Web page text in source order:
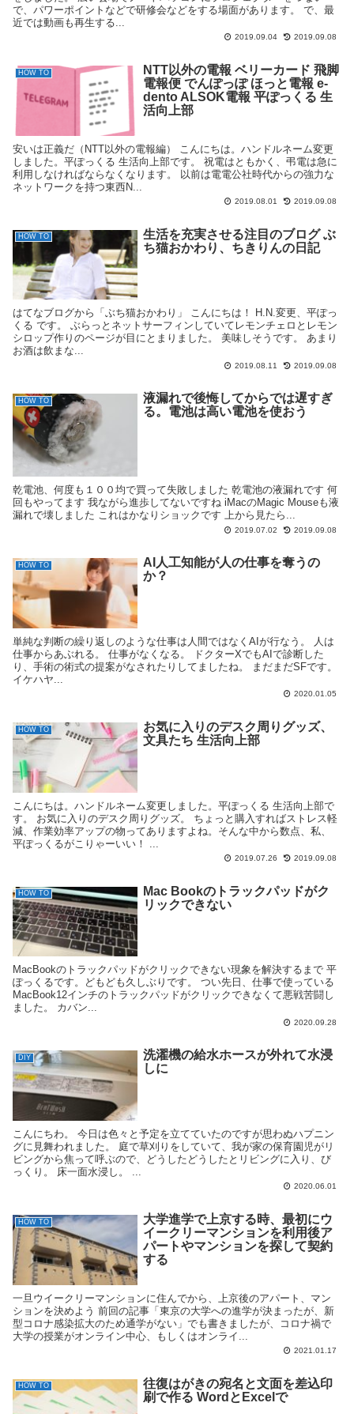
で、パワーポイントなどで研修会などをする場面があります。 で、最
近では動画も再生する...
2019.09.04 2019.09.08
HOW TO
NTT以外の電報 ベリーカード 飛脚
電報便 でんぽっぽ ほっと電報 e-
dento ALSOK電報 平ぽっくる 生
活向上部
安いは正義だ（NTT以外の電報編） こんにちは。ハンドルネーム変更
しました。平ぽっくる 生活向上部です。 祝電はともかく、弔電は急に
利用しなければならなくなります。 以前は電電公社時代からの強力な
ネットワークを持つ東西N...
2019.08.01 2019.09.08
HOW TO
生活を充実させる注目のブログ ぶ
ち猫おかわり、ちきりんの日記
はてなブログから「ぶち猫おかわり」 こんにちは！ H.N.変更、平ぽっ
くる です。 ぶらっとネットサーフィンしていてレモンチェロとレモン
シロップ作りのページが目にとまりました。 美味しそうです。 あまり
お酒は飲まな...
2019.08.11 2019.09.08
HOW TO
液漏れで後悔してからでは遅すぎ
る。電池は高い電池を使おう
乾電池、何度も１００均で買って失敗しました 乾電池の液漏れです 何
回もやってます 我ながら進歩してないですね iMacのMagic Mouseも液
漏れで壊しました これはかなりショックです 上から見たら...
2019.07.02 2019.09.08
HOW TO
AI人工知能が人の仕事を奪うの
か？
単純な判断の繰り返しのような仕事は人間ではなくAIが行なう。 人は
仕事からあぶれる。 仕事がなくなる。 ドクターXでもAIで診断した
り、手術の術式の提案がなされたりしてましたね。 まだまだSFです。
イケハヤ...
2020.01.05
HOW TO
お気に入りのデスク周りグッズ、
文具たち 生活向上部
こんにちは。ハンドルネーム変更しました。平ぽっくる 生活向上部で
す。 お気に入りのデスク周りグッズ。 ちょっと購入すればストレス軽
減、作業効率アップの物ってありますよね。そんな中から数点、私、
平ぽっくるがこりゃーいい！ ...
2019.07.26 2019.09.08
HOW TO
Mac Bookのトラックパッドがク
リックできない
MacBookのトラックパッドがクリックできない現象を解決するまで 平
ぽっくるです。どもども久しぶりです。 つい先日、仕事で使っている
MacBook12インチのトラックパッドがクリックできなくて悪戦苦闘し
ました。 カバン...
2020.09.28
DIY
洗濯機の給水ホースが外れて水浸
しに
こんにちわ。 今日は色々と予定を立てていたのですが思わぬハプニン
グに見舞われました。 庭で草刈りをしていて、我が家の保育園児がリ
ビングから焦って呼ぶので、どうしたどうしたとリビングに入り、び
っくり。 床一面水浸し。 ...
2020.06.01
HOW TO
大学進学で上京する時、最初にウ
イークリーマンションを利用後ア
パートやマンションを探して契約
する
一旦ウイークリーマンションに住んでから、上京後のアパート、マン
ションを決めよう 前回の記事「東京の大学への進学が決まったが、新
型コロナ感染拡大のため通学がない」でも書きましたが、コロナ禍で
大学の授業がオンライン中心、もしくはオンライ...
2021.01.17
HOW TO
往復はがきの宛名と文面を差込印
刷で作る WordとExcelで